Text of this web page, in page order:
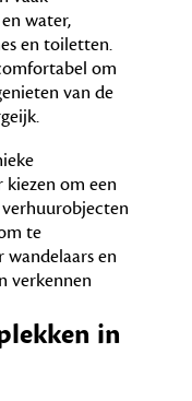
water,
en toiletten.
om
van de
om een
verhuurobjecten
te
en
verkennen
in